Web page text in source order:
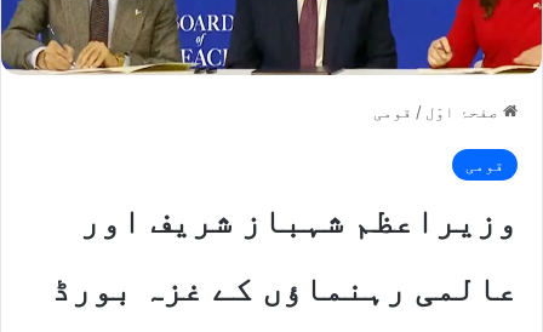
صفحۂ اوّل / قومی
قومی
وزیراعظم شہباز شریف اور
عالمی رہنماؤں کے غزہ بورڈ